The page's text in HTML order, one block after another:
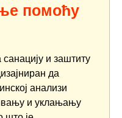
помоћу
и заштиту
да
анализи
и уклањању